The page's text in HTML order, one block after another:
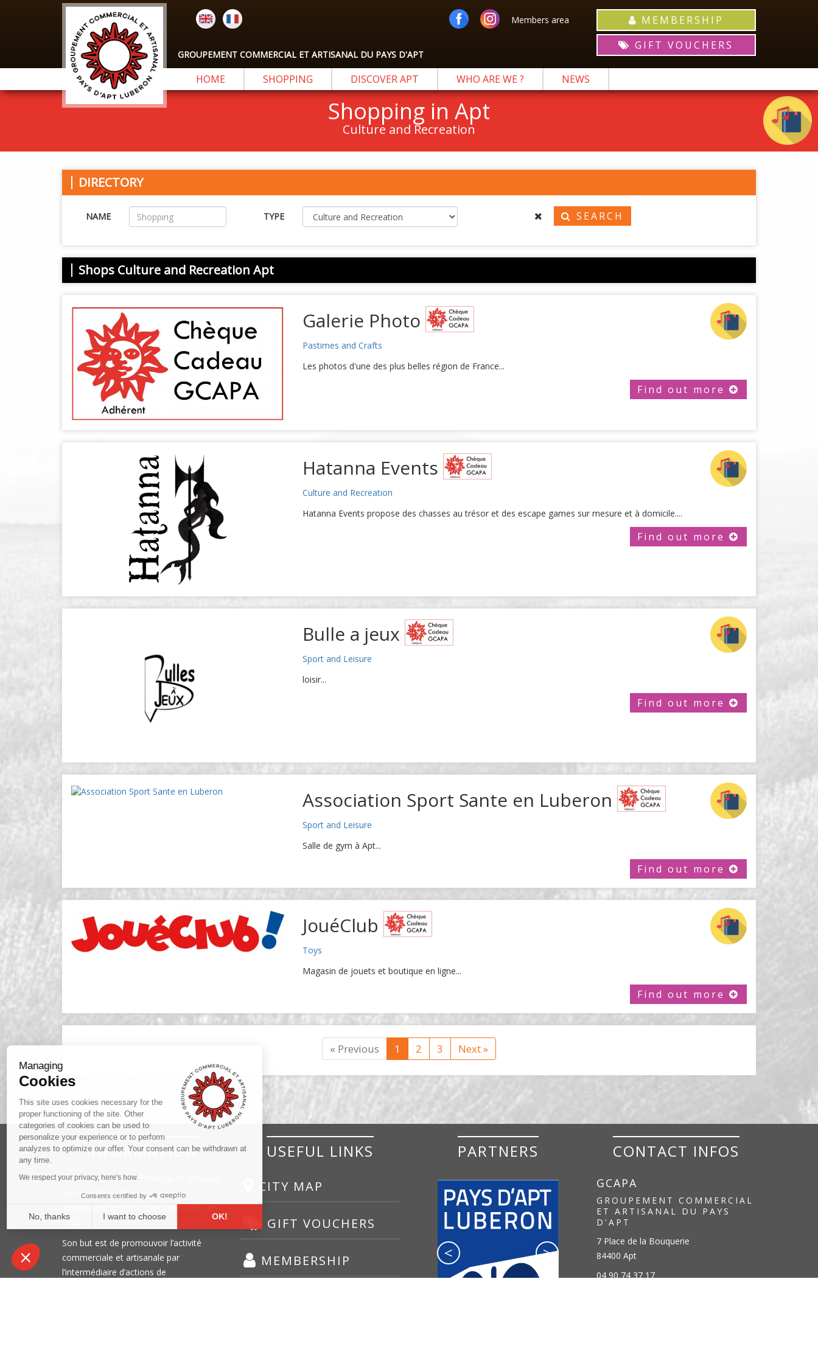
Members area
GROUPEMENT COMMERCIAL ET ARTISANAL DU PAYS D'APT
MEMBERSHIP
GIFT VOUCHERS
HOME SHOPPING DISCOVER APT WHO ARE WE ? NEWS
Shopping in Apt
Culture and Recreation
DIRECTORY
NAME TYPE SEARCH
Shops Culture and Recreation Apt
Galerie Photo
Pastimes and Crafts
Les photos d'une des plus belles région de France...
Find out more
Hatanna Events
Culture and Recreation
Hatanna Events propose des chasses au trésor et des escape games sur mesure et à domicile....
Find out more
Bulle a jeux
Sport and Leisure
loisir...
Find out more
Association Sport Sante en Luberon
Sport and Leisure
Salle de gym à Apt...
Find out more
JouéClub
Toys
Magasin de jouets et boutique en ligne...
Find out more
« Previous 1 2 3 Next »
INFORMATION
Le Groupement Commercial et Artisanal
du Pays d’Apt (GCAPA ) est une
association loi 1901. Elle a été créée en
1952.
Son but est de promouvoir l’activité
commerciale et artisanale par
l’intermédiaire d’actions de
USEFUL LINKS
CITY MAP
GIFT VOUCHERS
MEMBERSHIP
PARTNERS
< >
CONTACT INFOS
GCAPA
GROUPEMENT COMMERCIAL
ET ARTISANAL DU PAYS
D'APT
7 Place de la Bouquerie
84400 Apt
04 90 74 37 17
Managing
Cookies
This site uses cookies necessary for the
proper functioning of the site. Other
categories of cookies can be used to
personalize your experience or to perform
analyzes to optimize our offer. Your consent can be withdrawn at
any time.
We respect your privacy, here's how.
Consents certified by
No, thanks I want to choose OK!
Our platform empowers you to tailor and manage your privacy settings, ensuring compliance with regulations. Customize your preferences to control how your information is handled.